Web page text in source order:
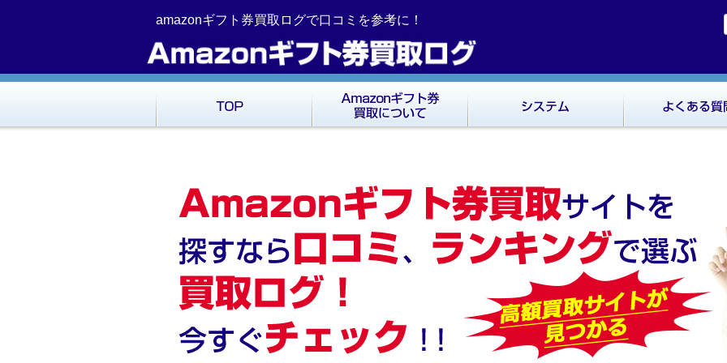
ン
テ
ン
ツ
へ
移
to
navigation
amazonギフト券買取ログで口コミを参考に！